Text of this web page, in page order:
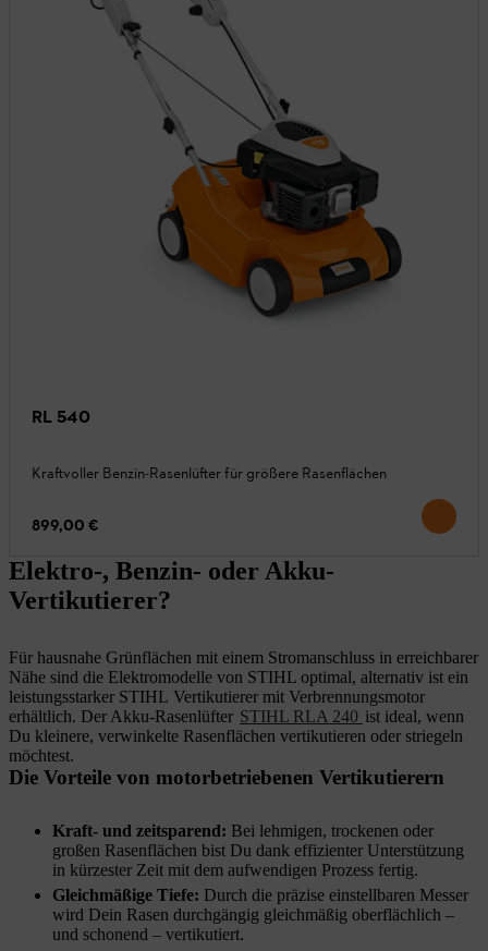
RL 540
Kraftvoller Benzin-Rasenlüfter für größere Rasenflächen
899,00 €
Elektro-, Benzin- oder Akku-
Vertikutierer?
Für hausnahe Grünflächen mit einem Stromanschluss in erreichbarer
Nähe sind die Elektromodelle von STIHL optimal, alternativ ist ein
leistungsstarker STIHL Vertikutierer mit Verbrennungsmotor
erhältlich. Der Akku-Rasenlüfter STIHL RLA 240 ist ideal, wenn
Du kleinere, verwinkelte Rasenflächen vertikutieren oder striegeln
möchtest.
Die Vorteile von motorbetriebenen Vertikutierern
Kraft- und zeitsparend: Bei lehmigen, trockenen oder
großen Rasenflächen bist Du dank effizienter Unterstützung
in kürzester Zeit mit dem aufwendigen Prozess fertig.
Gleichmäßige Tiefe: Durch die präzise einstellbaren Messer
wird Dein Rasen durchgängig gleichmäßig oberflächlich –
und schonend – vertikutiert.